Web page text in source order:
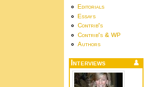
Editorials
Essays
Contrib's
Contrib's & WP
Authors
Interviews